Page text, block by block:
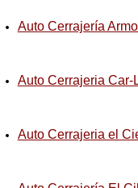
Auto Cerrajería
Auto Cerrajeria Car-
Auto Cerrajeria el